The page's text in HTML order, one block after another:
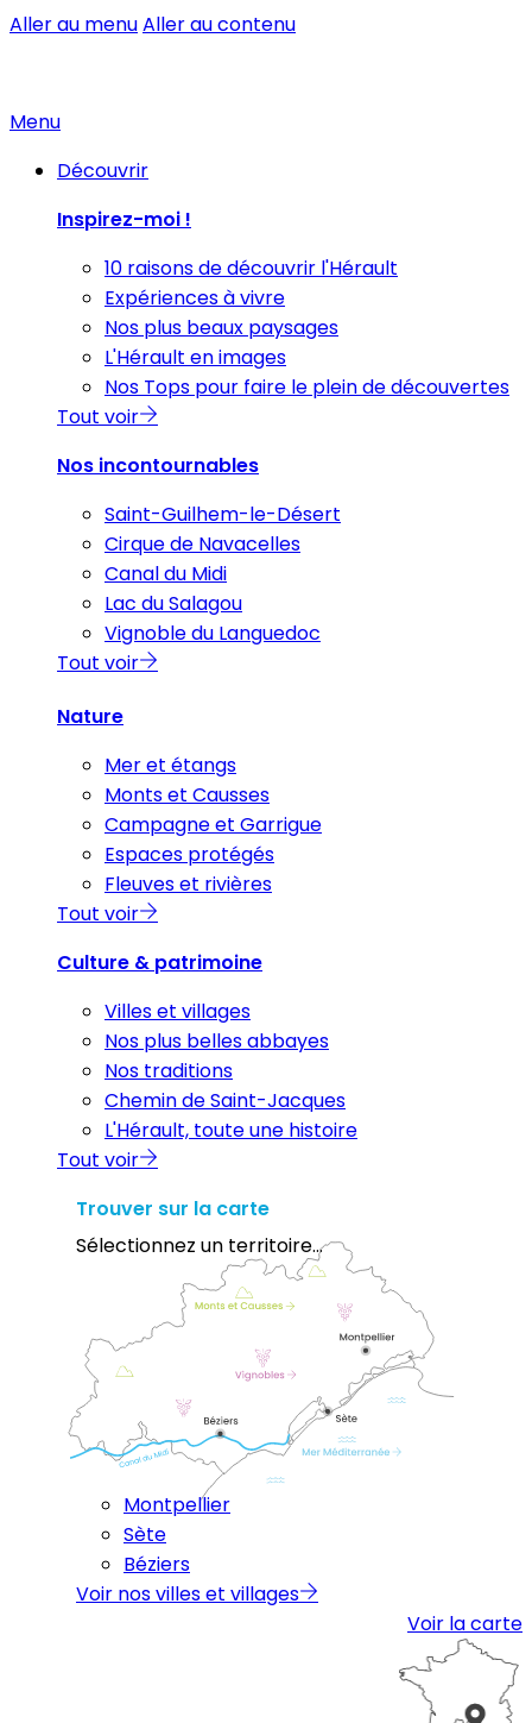
Aller au menuAller au contenu
Menu
Découvrir
Inspirez-moi !
10 raisons de découvrir l'Hérault
Expériences à vivre
Nos plus beaux paysages
L'Hérault en images
Nos Tops pour faire le plein de découvertes
Tout voir
Nos incontournables
Saint-Guilhem-le-Désert
Cirque de Navacelles
Canal du Midi
Lac du Salagou
Vignoble du Languedoc
Tout voir
Nature
Mer et étangs
Monts et Causses
Campagne et Garrigue
Espaces protégés
Fleuves et rivières
Tout voir
Culture & patrimoine
Villes et villages
Nos plus belles abbayes
Nos traditions
Chemin de Saint-Jacques
L'Hérault, toute une histoire
Tout voir
Trouver sur la carte
Sélectionnez un territoire...
Montpellier
Sète
Béziers
Voir nos villes et villages
Voir la carte